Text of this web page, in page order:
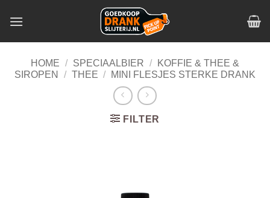
HOME / SPECIAALBIER /
KOFFIE & THEE &
SIROPEN
/ THEE / MINI FLESJES STERKE DRANK
FILTER